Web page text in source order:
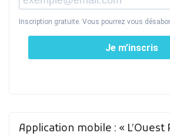
Inscription gratuite. Vous pourrez vous
Je m’inscris
Application mobile : « L’Ouest